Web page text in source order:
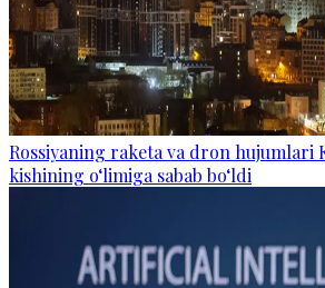
Rossiyaning raketa va dron hujumlari
kishining o‘limiga sabab bo‘ldi